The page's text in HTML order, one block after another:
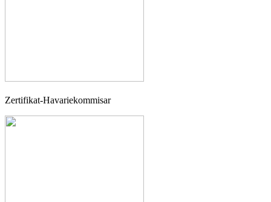
Zertifikat-Havariekommisar